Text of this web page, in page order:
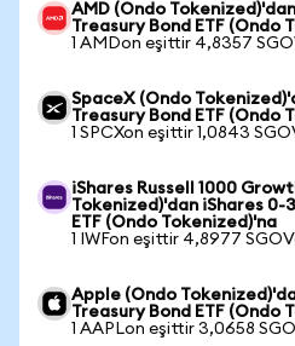
AMD (Ondo
Treasury Bond ETF (Ondo
1 AMDon eşittir 4,8357
SpaceX (Ondo
Treasury Bond ETF (Ondo
1 SPCXon eşittir 1,0843
iShares Russell 1000
Tokenized)'dan iShares 0-
ETF (Ondo Tokenized)'na
1 IWFon eşittir 4,8977
Apple (Ondo
Treasury Bond ETF (Ondo
1 AAPLon eşittir 3,0658